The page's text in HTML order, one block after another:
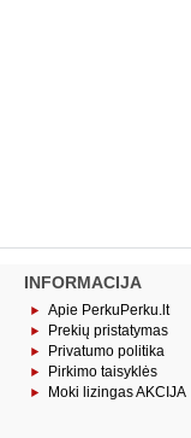
INFORMACIJA
Apie PerkuPerku.lt
Prekių pristatymas
Privatumo politika
Pirkimo taisyklės
Moki lizingas AKCIJA